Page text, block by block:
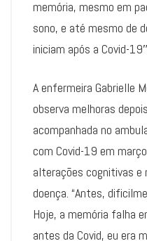
memória, mesmo em
sono, e até mesmo de
iniciam após a Covid-
A enfermeira Gabrielle
observa melhoras
acompanhada no
com Covid-19 em
alterações cognitivas e
doença. “Antes,
Hoje, a memória falha
antes da Covid, eu era